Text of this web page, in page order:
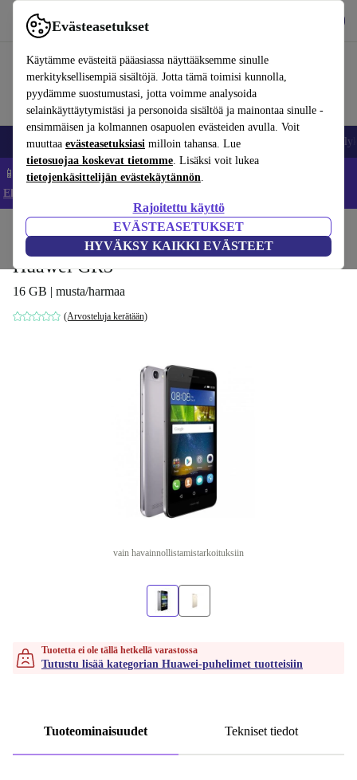
Evästeasetukset
Käytämme evästeitä pääasiassa näyttääksemme sinulle
merkityksellisempiä sisältöjä. Jotta tämä toimisi kunnolla,
pyydämme suostumustasi, jotta voimme analysoida
selainkäyttäytymistäsi ja personoida sisältöä ja mainontaa sinulle -
ensimmäisen ja kolmannen osapuolen evästeiden avulla. Voit
muuttaa evästeasetuksiasi milloin tahansa. Lue
tietosuojaa koskevat tietomme. Lisäksi voit lukea
tietojenkäsittelijän evästekäytännön.
Rajoitettu käyttö
EVÄSTEASETUKSET
HYVÄKSY KAIKKI EVÄSTEET
Käytä refurbed-palvelua nopeasti ja helposti
Matkapuhelimet ja älypuhelimet Kannettavat tietokoneet
📱 Säästä 5 % LISÄÄ iPhoneista – Koodi: IPHONEDEAL –
Ehdot ja säännöt
Matkapuhelimet ja älypuhelimet Huawei-puhelimet
Huawei GR3
16 GB | musta/harmaa
(Arvosteluja kerätään)
vain havainnollistamistarkoituksiin
Tuotetta ei ole tällä hetkellä varastossa
Tutustu lisää kategorian Huawei-puhelimet tuotteisiin
Tuoteominaisuudet Tekniset tiedot